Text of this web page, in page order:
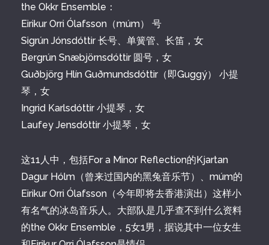
the Okkr Ensemble：
Eirikur Orri Ólafsson（múm） 号
Sigrún Jónsdóttir 长号、单簧管、长笛，女
Bergrún Snæbjörnsdóttir 圆号，女
Guðbjörg Hlín Guðmundsdóttir（即Guggý） 小提
琴，女
Ingrid Karlsdóttir 小提琴，女
Laufey Jensdóttir 小提琴，女
这11人中，包括For a Minor Reflection的Kjartan
Dagur Hólm（曾来过国内的黑兔音乐节）、múm的
Eirikur Orri Ólafsson（今年即将去香港演出）这样小
有名气的冰岛音乐人。大部队是几乎查不到什么资料
的the Okkr Ensemble，5女1男，据说其中一位女生